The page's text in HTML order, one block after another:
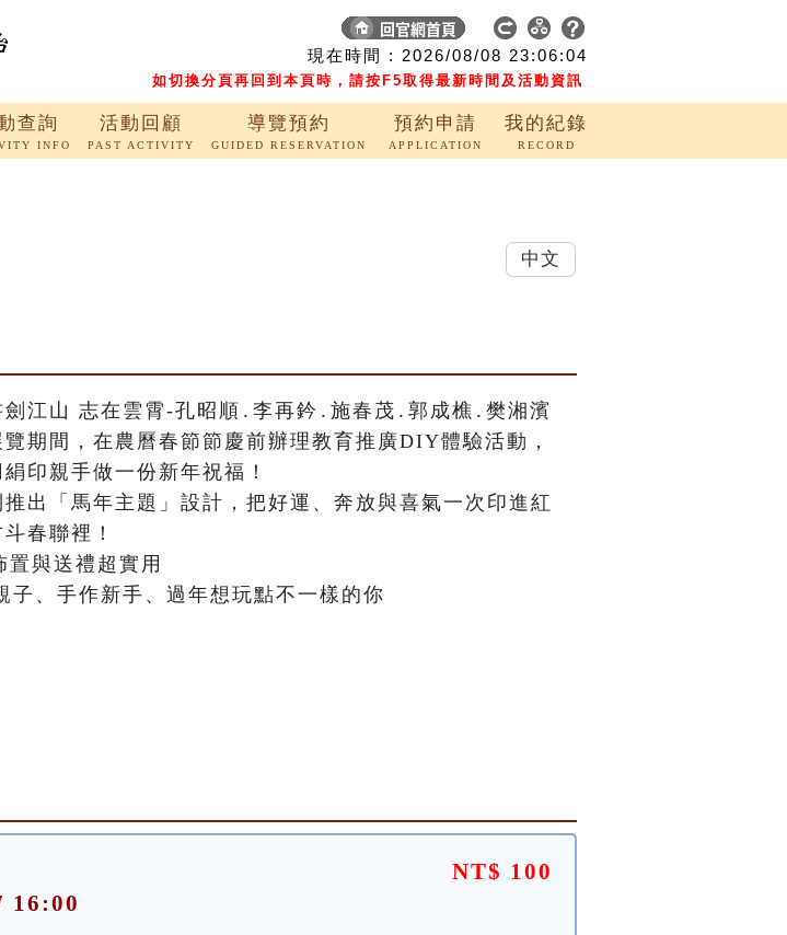
現在時間 : 2026/08/08 23:06:05
如切換分頁再回到本頁時，請按F5取得最新時間及活動資訊
查詢
INFO
活動回顧
PAST ACTIVITY
導覽預約
GUIDED RESERVATION
預約申請
APPLICATION
我的紀錄
RECORD
劍江山 志在雲霄-孔昭順․李再鈐․施春茂․郭成樵․樊湘濱
期間，在農曆春節節慶前辦理教育推廣DIY體驗活動，
印親手做一份新年祝福！
出「馬年主題」設計，把好運、奔放與喜氣一次印進紅
春聯裡！
置與送禮超實用
子、手作新手、過年想玩點不一樣的你
16:00
NT$ 100